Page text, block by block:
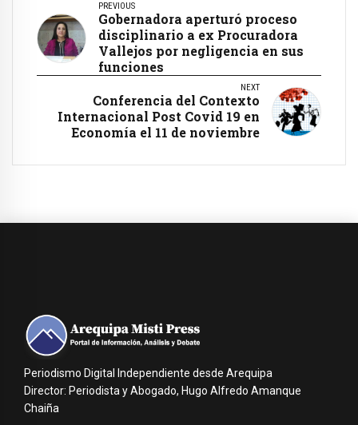
PREVIOUS
Gobernadora aperturó proceso
disciplinario a ex Procuradora
Vallejos por negligencia en sus
funciones
NEXT
Conferencia del Contexto
Internacional Post Covid 19 en
Economía el 11 de noviembre
Periodismo Digital Independiente desde Arequipa
Director: Periodista y Abogado, Hugo Alfredo Amanque
Chaiña